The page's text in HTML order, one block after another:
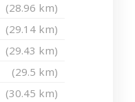
(28.96 km)
(29.14 km)
(29.43 km)
(29.5 km)
(30.45 km)